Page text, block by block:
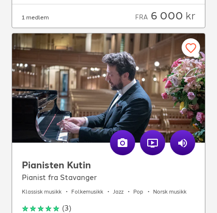
1 medlem FRA 6 000 kr
Pianisten Kutin
Pianist fra Stavanger
Klassisk musikk Folkemusikk Jazz Pop Norsk musikk
(3)